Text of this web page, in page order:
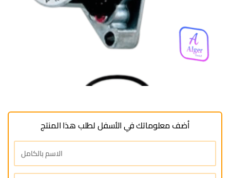
أضف معلوماتك في الأسفل لطلب هذا المنتج